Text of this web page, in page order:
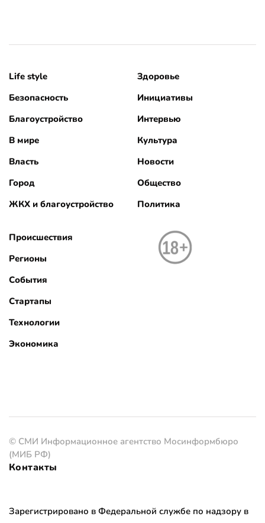
Life style
Безопасность
Благоустройство
В мире
Власть
Город
ЖКХ и благоустройство
Здоровье
Инициативы
Интервью
Культура
Новости
Общество
Политика
Происшествия
Регионы
События
Стартапы
Технологии
Экономика
© СМИ Информационное агентство Мосинформбюро
(МИБ РФ)
Контакты
Зарегистрировано в Федеральной службе по надзору в